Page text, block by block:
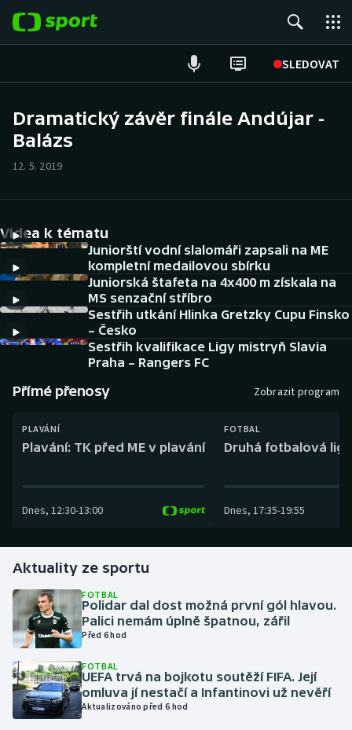
SLEDOVAT
Hokej
Cyklistika
DALŠÍ SPORTY
Americký fotbal
Baseball a softbal
Basketbal
Biatlon
Box
Curling
Dostihy
Florbal
Futsal
Golf
NEPŘEHLÉDNĚTE
Historické návraty
Aplikace ČT sport
Dramatický závěr finále Andújar -
Balázs
12. 5. 2019
Videa k tématu
Juniorští vodní slalomáři zapsali na ME
kompletní medailovou sbírku
Juniorská štafeta na 4x400 m získala na
MS senzační stříbro
Sestřih utkání Hlinka Gretzky Cupu Finsko
– Česko
Sestřih kvalifikace Ligy mistryň Slavia
Praha – Rangers FC
Přímé přenosy Zobrazit program
PLAVÁNÍ
Plavání: TK před ME v plavání
Dnes, 12:30-13:00
FOTBAL
Druhá fotbalová
Dnes, 17:35-19:55
Aktuality ze sportu
FOTBAL
Polidar dal dost možná první gól hlavou.
Palici nemám úplně špatnou, zářil
Před 6 hod
FOTBAL
UEFA trvá na bojkotu soutěží FIFA. Její
omluva jí nestačí a Infantinovi už nevěří
Aktualizováno před 6 hod